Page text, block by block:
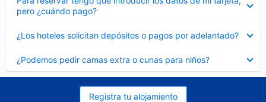
pero ¿cuándo pago?
cerrado
¿Los hoteles solicitan depósitos o pagos por adelantado?
cerrado
¿Podemos pedir camas extra o cunas para niños?
cerrado
Registra tu alojamiento